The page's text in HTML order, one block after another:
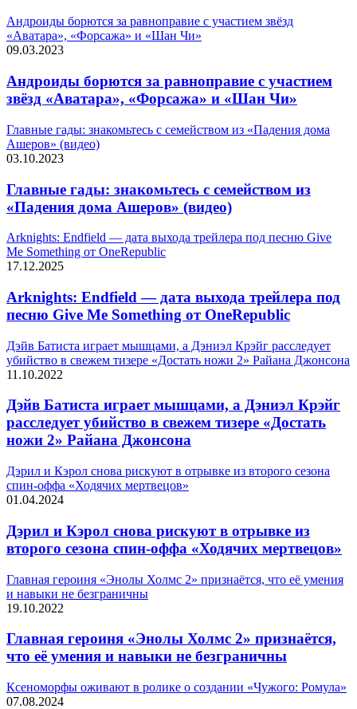
Андроиды борются за равноправие с участием звёзд
«Аватара», «Форсажа» и «Шан Чи»
09.03.2023
Андроиды борются за равноправие с участием
звёзд «Аватара», «Форсажа» и «Шан Чи»
Главные гады: знакомьтесь с семейством из «Падения дома
Ашеров» (видео)
03.10.2023
Главные гады: знакомьтесь с семейством из
«Падения дома Ашеров» (видео)
Arknights: Endfield — дата выхода трейлера под песню Give
Me Something от OneRepublic
17.12.2025
Arknights: Endfield — дата выхода трейлера под
песню Give Me Something от OneRepublic
Дэйв Батиста играет мышцами, а Дэниэл Крэйг расследует
убийство в свежем тизере «Достать ножи 2» Райана Джонсона
11.10.2022
Дэйв Батиста играет мышцами, а Дэниэл Крэйг
расследует убийство в свежем тизере «Достать
ножи 2» Райана Джонсона
Дэрил и Кэрол снова рискуют в отрывке из второго сезона
спин-оффа «Ходячих мертвецов»
01.04.2024
Дэрил и Кэрол снова рискуют в отрывке из
второго сезона спин-оффа «Ходячих мертвецов»
Главная героиня «Энолы Холмс 2» признаётся, что её умения
и навыки не безграничны
19.10.2022
Главная героиня «Энолы Холмс 2» признаётся,
что её умения и навыки не безграничны
Ксеноморфы оживают в ролике о создании «Чужого: Ромула»
07.08.2024